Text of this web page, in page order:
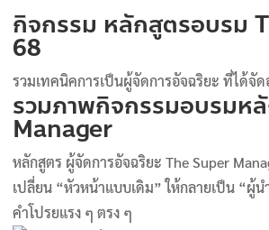
กิจกรรม หลักสูตรอบรม
68
รวมเทคนิคการเป็นผู้จัดการอัจฉริยะ ที่ได้จั
รวมภาพกิจกรรมอบรมห
Manager
หลักสูตร ผู้จัดการอัจฉริยะ The Super
เปลี่ยน “หัวหน้าแบบเดิม” ให้กลายเป็น “ผู้
คำโปรยแรง ๆ ตรง ๆ